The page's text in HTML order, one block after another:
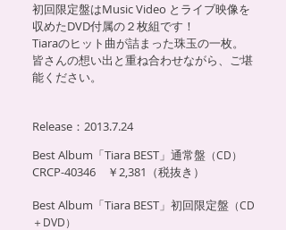
初回限定盤はMusic Video とライブ映像を
収めたDVD付属の２枚組です！
Tiaraのヒット曲が詰まった珠玉の一枚。
皆さんの想い出と重ね合わせながら、ご堪
能ください。
Release：2013.7.24
Best Album「Tiara BEST」通常盤 （CD）
CRCP-40346 ￥2,381（税抜き）
Best Album「Tiara BEST」初回限定盤 （CD
＋DVD）